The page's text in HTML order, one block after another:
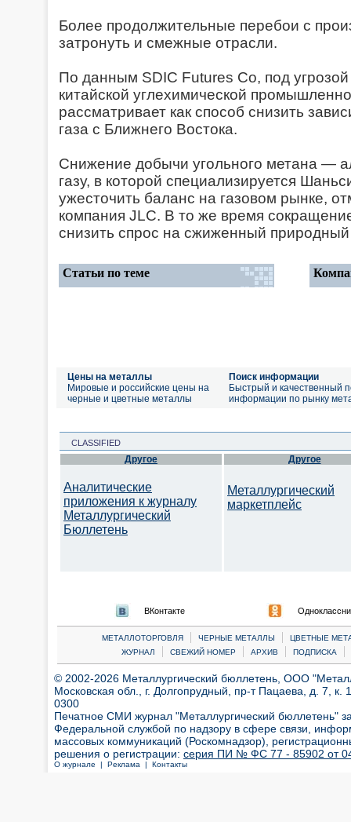
Более продолжительные перебои с
затронуть и смежные отрасли.
По данным SDIC Futures Co, под
китайской углехимической
рассматривает как способ снизить
газа с Ближнего Востока.
Снижение добычи угольного метана —
газу, в которой специализируется
ужесточить баланс на газовом рынке,
компания JLC. В то же время
снизить спрос на сжиженный
Статьи по теме
Цены на металлы
Мировые и российские цены на
черные и цветные металлы
Поиск информации
Быстрый и качественный
информации по рынку
CLASSIFIED
Другое
Аналитические
приложения к журналу
Металлургический
Бюллетень
Другое
Металлургический
маркетплейс
ВКонтакте
МЕТАЛЛОТОРГОВЛЯ | ЧЕРНЫЕ МЕТАЛЛЫ |
ЦВЕТНЫЕ
ЖУРНАЛ
| СВЕЖИЙ НОМЕР | АРХИВ | ПОДПИСКА |
© 2002-2026 Металлургический бюллетень, ООО
Московская обл., г. Долгопрудный, пр-т Пацаева, д. 7,
0300
Печатное СМИ журнал "Металлургический бюллетень"
Федеральной службой по надзору в сфере связи,
массовых коммуникаций (Роскомнадзор),
решения о регистрации: серия ПИ № ФС 77 - 85902 от 04
О журнале | Реклама | Контакты